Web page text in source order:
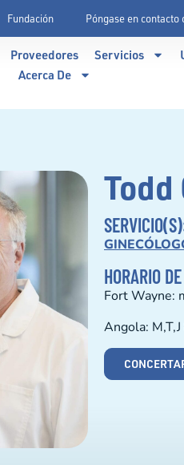
Fundación Póngase en contacto
Proveedores Servicios
Acerca De
Todd
HORARIO
Fort Wayne:
Angola: